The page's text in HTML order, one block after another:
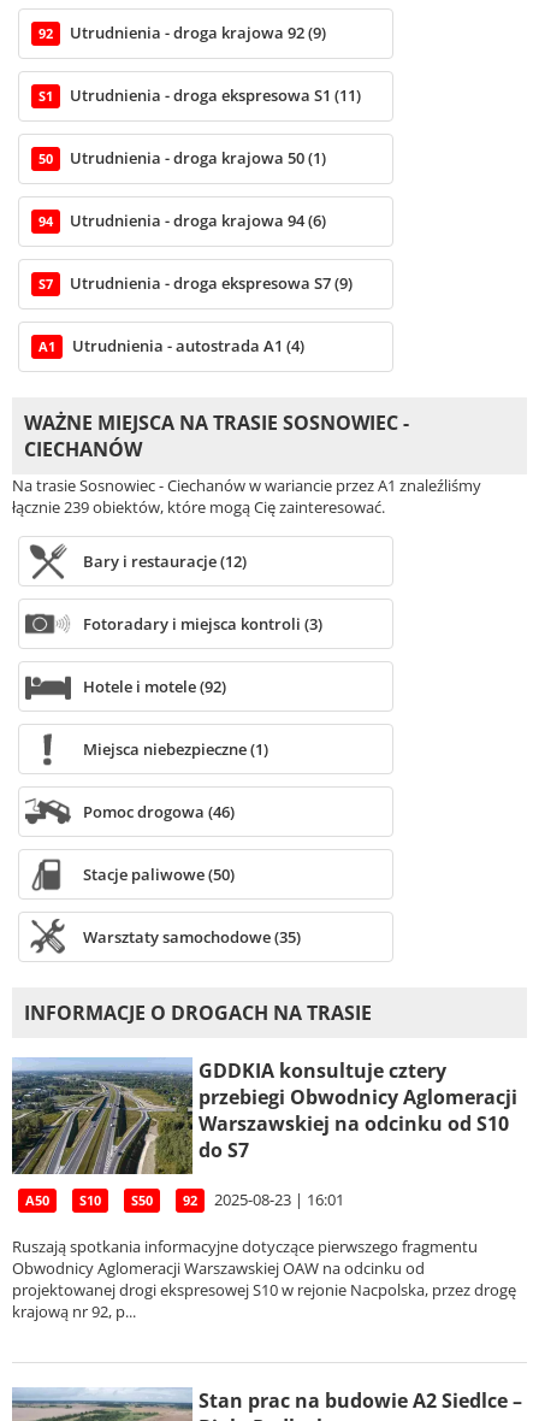
92 Utrudnienia - droga krajowa 92 (9)
S1 Utrudnienia - droga ekspresowa S1 (11)
50 Utrudnienia - droga krajowa 50 (1)
94 Utrudnienia - droga krajowa 94 (6)
S7 Utrudnienia - droga ekspresowa S7 (9)
A1 Utrudnienia - autostrada A1 (4)
WAŻNE MIEJSCA NA TRASIE SOSNOWIEC -
CIECHANÓW
Na trasie Sosnowiec - Ciechanów w wariancie przez A1 znaleźliśmy
łącznie 239 obiektów, które mogą Cię zainteresować.
Bary i restauracje (12)
Fotoradary i miejsca kontroli (3)
Hotele i motele (92)
Miejsca niebezpieczne (1)
Pomoc drogowa (46)
Stacje paliwowe (50)
Warsztaty samochodowe (35)
INFORMACJE O DROGACH NA TRASIE
GDDKIA konsultuje cztery
przebiegi Obwodnicy Aglomeracji
Warszawskiej na odcinku od S10
do S7
A50 S10 S50 92 2025-08-23 | 16:01
Ruszają spotkania informacyjne dotyczące pierwszego fragmentu
Obwodnicy Aglomeracji Warszawskiej OAW na odcinku od
projektowanej drogi ekspresowej S10 w rejonie Nacpolska, przez drogę
krajową nr 92, p...
Stan prac na budowie A2 Siedlce –